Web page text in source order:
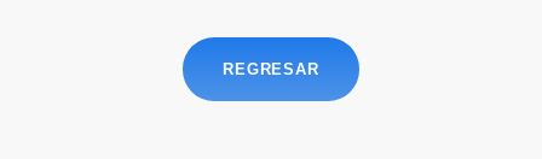
REGRESAR